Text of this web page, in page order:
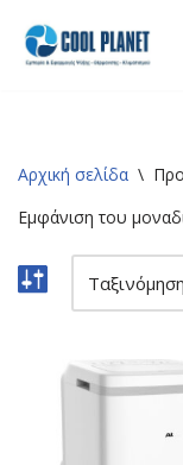
Μεταπηδήστε
Αρχική σελίδα \
Εμφάνιση του